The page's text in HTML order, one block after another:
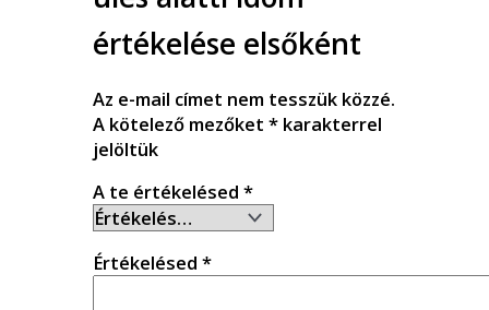
értékelése elsőként
Az e-mail címet nem tesszük közzé.
A kötelező mezőket *karakterrel
jelöltük
A te értékelésed *
Értékelésed *